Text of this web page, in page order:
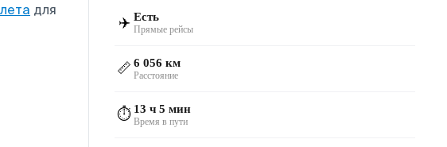
для
✈️ Есть
Прямые рейсы
📏 6 056 км
Расстояние
⏱️ 13 ч 5 мин
Время в пути